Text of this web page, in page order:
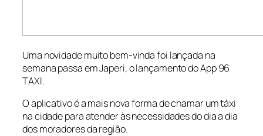
Uma novidade muito bem-vinda foi lançada na
semana passa em Japeri, o lançamento do App 96
TAXI.
O aplicativo é a mais nova forma de chamar um táxi
na cidade para atender às necessidades do dia a dia
dos moradores da região.